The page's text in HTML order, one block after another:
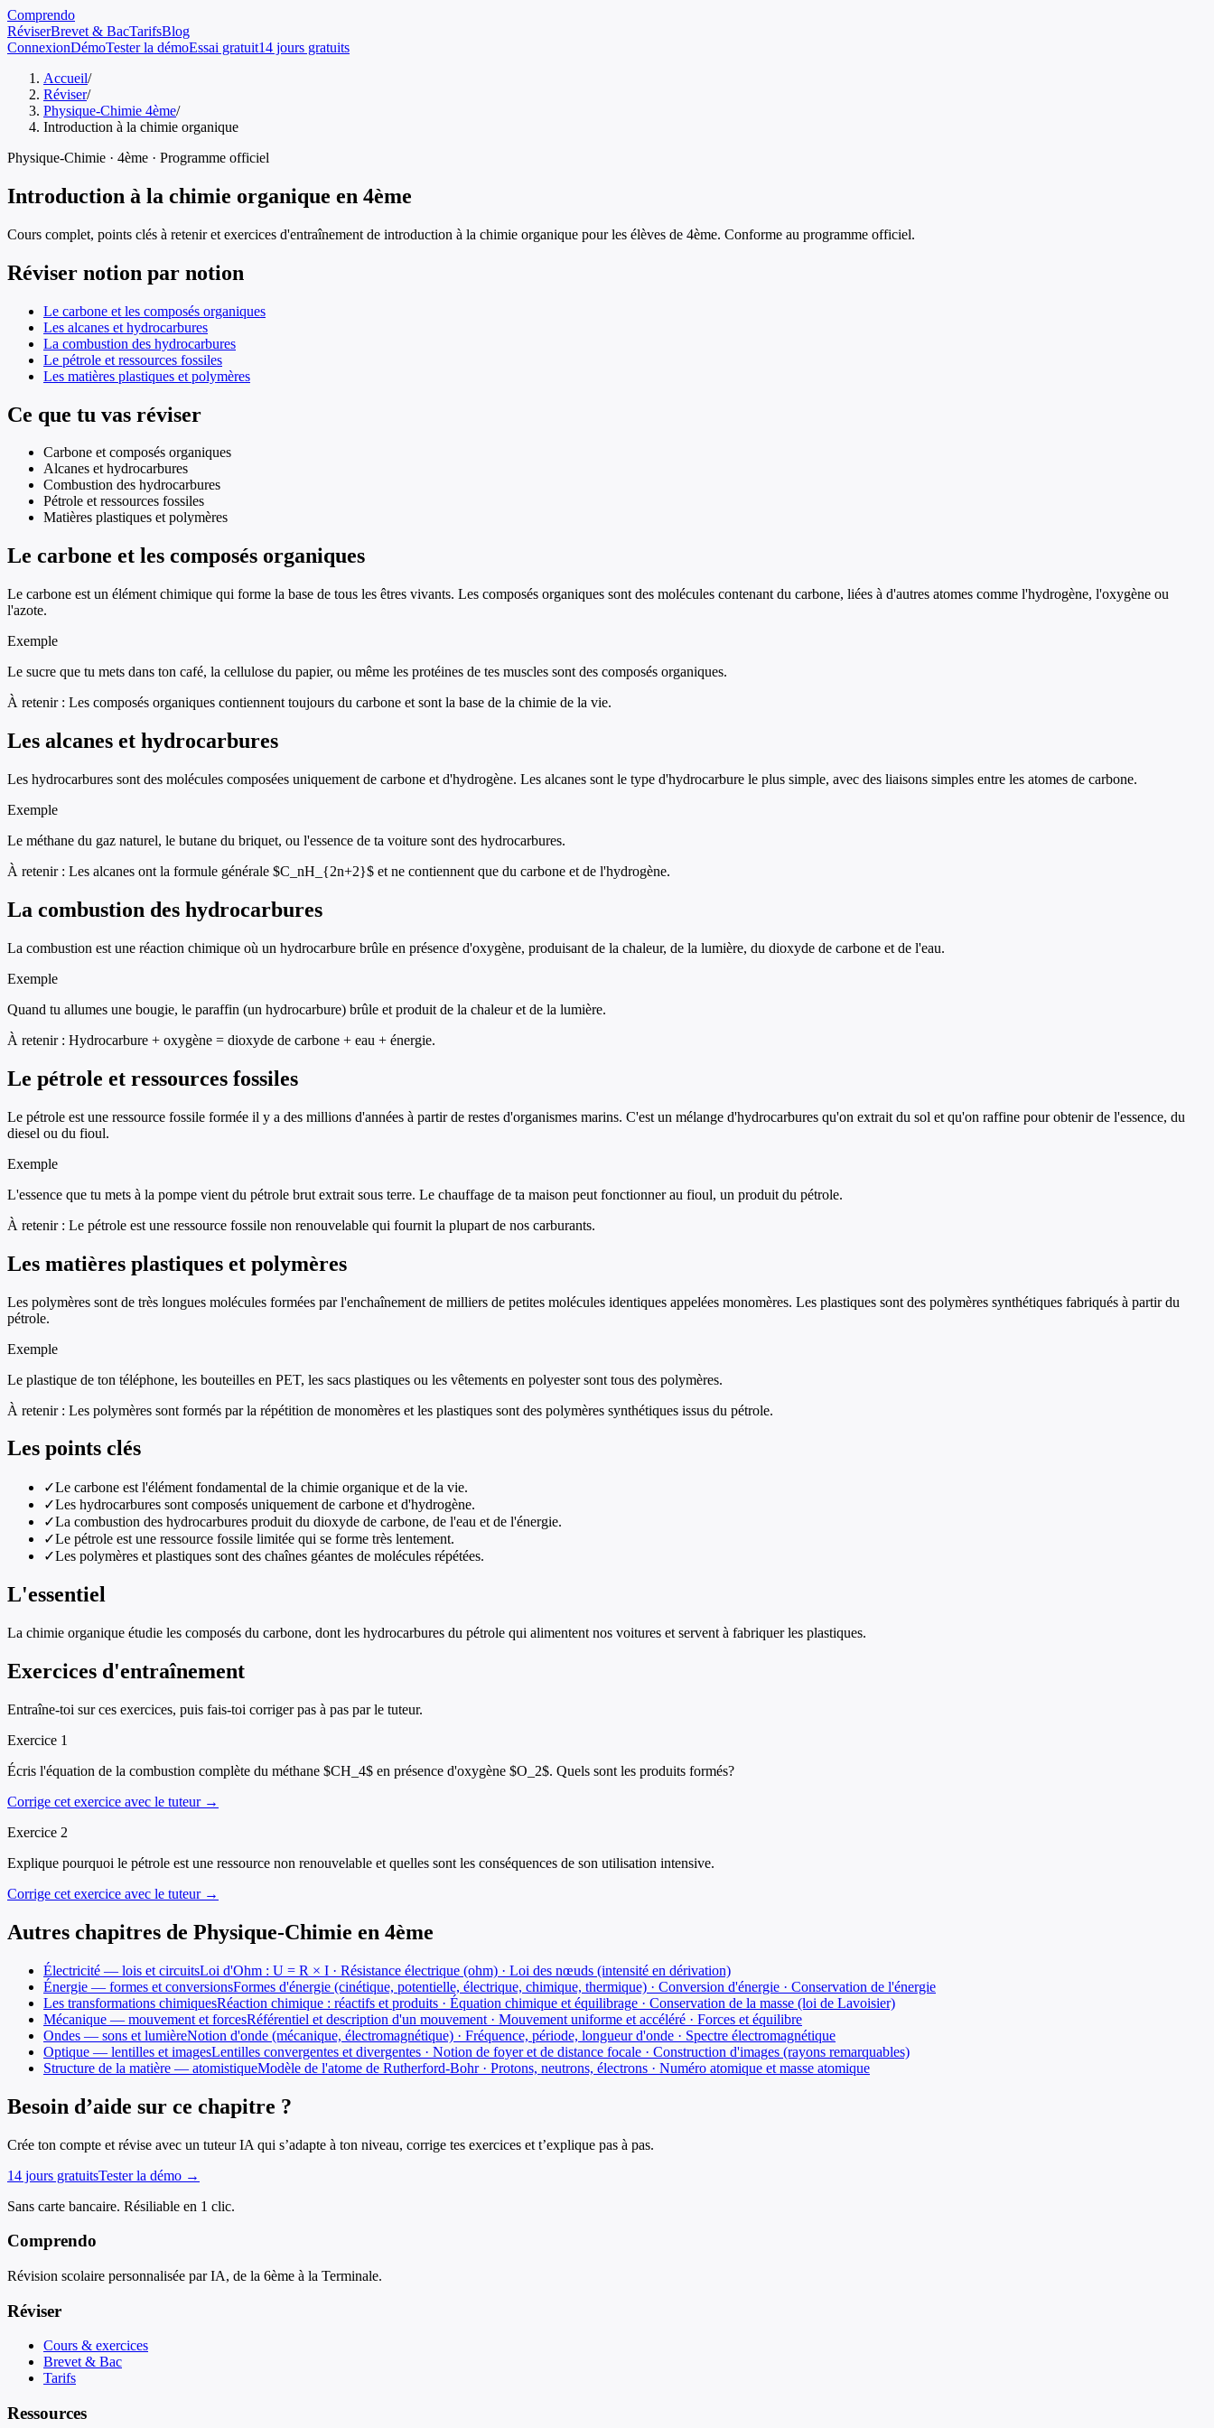
Comprendo
RéviserBrevet & BacTarifsBlog
ConnexionDémoTester la démoEssai gratuit14 jours gratuits
Accueil/
Réviser/
Physique-Chimie 4ème/
Introduction à la chimie organique
Physique-Chimie · 4ème · Programme officiel
Introduction à la chimie organique en 4ème
Cours complet, points clés à retenir et exercices d'entraînement de introduction à la chimie organique pour les élèves de 4ème. Conforme au programme officiel.
Réviser notion par notion
Le carbone et les composés organiques
Les alcanes et hydrocarbures
La combustion des hydrocarbures
Le pétrole et ressources fossiles
Les matières plastiques et polymères
Ce que tu vas réviser
Carbone et composés organiques
Alcanes et hydrocarbures
Combustion des hydrocarbures
Pétrole et ressources fossiles
Matières plastiques et polymères
Le carbone et les composés organiques
Le carbone est un élément chimique qui forme la base de tous les êtres vivants. Les composés organiques sont des molécules contenant du carbone, liées à d'autres atomes comme l'hydrogène, l'oxygène ou
l'azote.
Exemple
Le sucre que tu mets dans ton café, la cellulose du papier, ou même les protéines de tes muscles sont des composés organiques.
À retenir : Les composés organiques contiennent toujours du carbone et sont la base de la chimie de la vie.
Les alcanes et hydrocarbures
Les hydrocarbures sont des molécules composées uniquement de carbone et d'hydrogène. Les alcanes sont le type d'hydrocarbure le plus simple, avec des liaisons simples entre les atomes de carbone.
Exemple
Le méthane du gaz naturel, le butane du briquet, ou l'essence de ta voiture sont des hydrocarbures.
À retenir : Les alcanes ont la formule générale $C_nH_{2n+2}$ et ne contiennent que du carbone et de l'hydrogène.
La combustion des hydrocarbures
La combustion est une réaction chimique où un hydrocarbure brûle en présence d'oxygène, produisant de la chaleur, de la lumière, du dioxyde de carbone et de l'eau.
Exemple
Quand tu allumes une bougie, le paraffin (un hydrocarbure) brûle et produit de la chaleur et de la lumière.
À retenir : Hydrocarbure + oxygène = dioxyde de carbone + eau + énergie.
Le pétrole et ressources fossiles
Le pétrole est une ressource fossile formée il y a des millions d'années à partir de restes d'organismes marins. C'est un mélange d'hydrocarbures qu'on extrait du sol et qu'on raffine pour obtenir de l'essence, du
diesel ou du fioul.
Exemple
L'essence que tu mets à la pompe vient du pétrole brut extrait sous terre. Le chauffage de ta maison peut fonctionner au fioul, un produit du pétrole.
À retenir : Le pétrole est une ressource fossile non renouvelable qui fournit la plupart de nos carburants.
Les matières plastiques et polymères
Les polymères sont de très longues molécules formées par l'enchaînement de milliers de petites molécules identiques appelées monomères. Les plastiques sont des polymères synthétiques fabriqués à partir du
pétrole.
Exemple
Le plastique de ton téléphone, les bouteilles en PET, les sacs plastiques ou les vêtements en polyester sont tous des polymères.
À retenir : Les polymères sont formés par la répétition de monomères et les plastiques sont des polymères synthétiques issus du pétrole.
Les points clés
✓Le carbone est l'élément fondamental de la chimie organique et de la vie.
✓Les hydrocarbures sont composés uniquement de carbone et d'hydrogène.
✓La combustion des hydrocarbures produit du dioxyde de carbone, de l'eau et de l'énergie.
✓Le pétrole est une ressource fossile limitée qui se forme très lentement.
✓Les polymères et plastiques sont des chaînes géantes de molécules répétées.
L'essentiel
La chimie organique étudie les composés du carbone, dont les hydrocarbures du pétrole qui alimentent nos voitures et servent à fabriquer les plastiques.
Exercices d'entraînement
Entraîne-toi sur ces exercices, puis fais-toi corriger pas à pas par le tuteur.
Exercice 1
Écris l'équation de la combustion complète du méthane $CH_4$ en présence d'oxygène $O_2$. Quels sont les produits formés?
Corrige cet exercice avec le tuteur →
Exercice 2
Explique pourquoi le pétrole est une ressource non renouvelable et quelles sont les conséquences de son utilisation intensive.
Corrige cet exercice avec le tuteur →
Autres chapitres de Physique-Chimie en 4ème
Électricité — lois et circuitsLoi d'Ohm : U = R × I · Résistance électrique (ohm) · Loi des nœuds (intensité en dérivation)
Énergie — formes et conversionsFormes d'énergie (cinétique, potentielle, électrique, chimique, thermique) · Conversion d'énergie · Conservation de l'énergie
Les transformations chimiquesRéaction chimique : réactifs et produits · Équation chimique et équilibrage · Conservation de la masse (loi de Lavoisier)
Mécanique — mouvement et forcesRéférentiel et description d'un mouvement · Mouvement uniforme et accéléré · Forces et équilibre
Ondes — sons et lumièreNotion d'onde (mécanique, électromagnétique) · Fréquence, période, longueur d'onde · Spectre électromagnétique
Optique — lentilles et imagesLentilles convergentes et divergentes · Notion de foyer et de distance focale · Construction d'images (rayons remarquables)
Structure de la matière — atomistiqueModèle de l'atome de Rutherford-Bohr · Protons, neutrons, électrons · Numéro atomique et masse atomique
Besoin d’aide sur ce chapitre ?
Crée ton compte et révise avec un tuteur IA qui s’adapte à ton niveau, corrige tes exercices et t’explique pas à pas.
14 jours gratuitsTester la démo →
Sans carte bancaire. Résiliable en 1 clic.
Comprendo
Révision scolaire personnalisée par IA, de la 6ème à la Terminale.
Réviser
Cours & exercices
Brevet & Bac
Tarifs
Ressources